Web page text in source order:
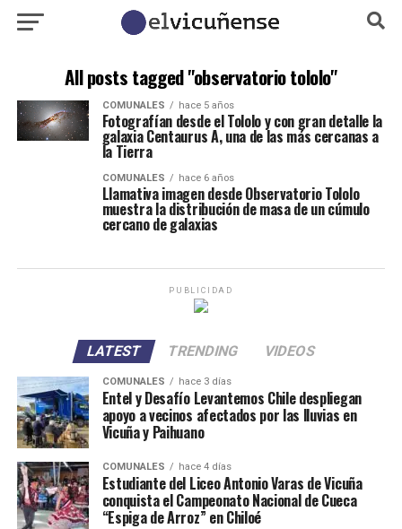
All posts tagged "observatorio tololo"
COMUNALES hace 5 años
Fotografían desde el Tololo y con gran detalle la
galaxia Centaurus A, una de las más cercanas a
la Tierra
COMUNALES hace 6 años
Llamativa imagen desde Observatorio Tololo
muestra la distribución de masa de un cúmulo
cercano de galaxias
PUBLICIDAD
LATEST TRENDING VIDEOS
COMUNALES hace 3 días
Entel y Desafío Levantemos Chile despliegan
apoyo a vecinos afectados por las lluvias en
Vicuña y Paihuano
COMUNALES hace 4 días
Estudiante del Liceo Antonio Varas de Vicuña
conquista el Campeonato Nacional de Cueca
“Espiga de Arroz” en Chiloé